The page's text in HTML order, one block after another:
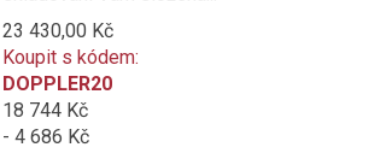
23 430,00 Kč
Koupit s kódem:
DOPPLER20
18 744 Kč
- 4 686 Kč